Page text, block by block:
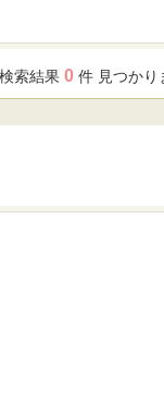
索結果 0 件 見つかり